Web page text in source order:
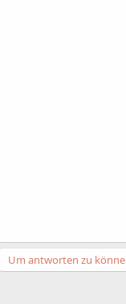
Um antworten zu